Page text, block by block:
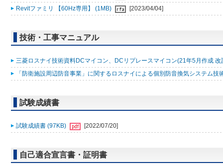
Revitファミリ 【60Hz専用】 (1MB)
[2023/04/04]
技術・工事マニュアル
三菱ロスナイ技術資料DCマイコン、DCリプレースマイコン(21年5月作成
「防衛施設周辺防音事業」に関するロスナイによる個別防音換気システム
試験成績書
試験成績書 (97KB) [2022/07/20]
自己適合宣言書・証明書